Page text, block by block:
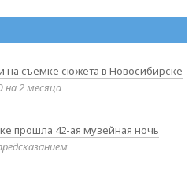
на съемке сюжета в Новосибирске
2 месяца
прошла 42-ая музейная ночь